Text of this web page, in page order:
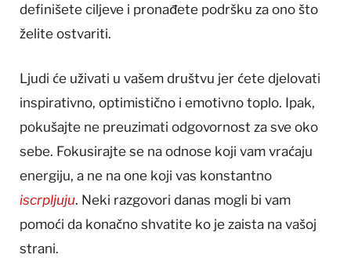
definišete ciljeve i pronađete podršku za ono što
želite ostvariti.
Ljudi će uživati u vašem društvu jer ćete djelovati
inspirativno, optimistično i emotivno toplo. Ipak,
pokušajte ne preuzimati odgovornost za sve oko
sebe. Fokusirajte se na odnose koji vam vraćaju
energiju, a ne na one koji vas konstantno
iscrpljuju. Neki razgovori danas mogli bi vam
pomoći da konačno shvatite ko je zaista na vašoj
strani.